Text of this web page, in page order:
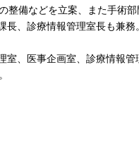
整備などを立案、また手術
長、診療情報管理室長も兼
室、医事企画室、診療情報